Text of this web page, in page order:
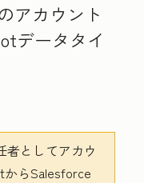
アカウント
データタイ
者としてアカウ
らSalesforce